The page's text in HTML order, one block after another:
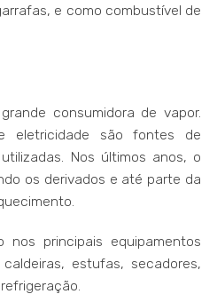
e como combustível de
consumidora de vapor.
eletricidade são fontes de
Nos últimos anos, o
os derivados e até parte da
principais equipamentos
estufas, secadores,